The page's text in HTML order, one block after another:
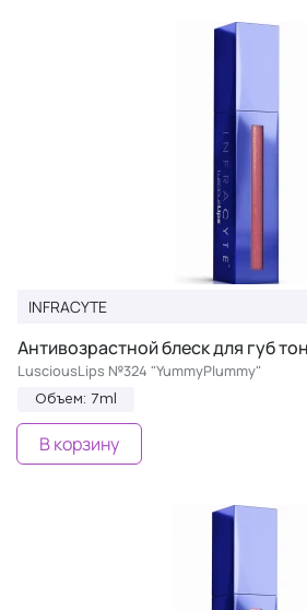
INFRACYTE
Антивозрастной блеск для губ
LusciousLips №324 "YummyPlummy"
Объем: 7ml
В корзину